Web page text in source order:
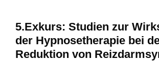
5.Exkurs: Studien zur
der Hypnosetherapie bei
Reduktion von